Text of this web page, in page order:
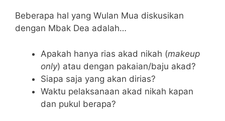
Beberapa hal yang Wulan Mua diskusikan
dengan Mbak Dea adalah…
Apakah hanya rias akad nikah (makeup
only) atau dengan pakaian/baju akad?
Siapa saja yang akan dirias?
Waktu pelaksanaan akad nikah kapan
dan pukul berapa?